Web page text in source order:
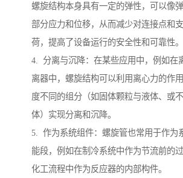
螺旋结构本身具有一定的弹性，可以像
部分应力和位移，从而减少对连接点和
荷，提高了设备运行的安全性和可靠性。
4. 分离与沉降：在某些应用中，例如在
离器中，螺旋结构可以利用离心力的作
度不同的组分（如固体颗粒与液体、或
体）实现分离和沉降。
5. 作为系统组件：螺旋管也常用于作为
能段，例如在制冷系统中作为节流前的
化工流程中作为反应器的内部构件。